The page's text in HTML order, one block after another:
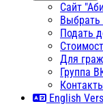
Сайт
Выбрать
Подать
Для
Группа
English